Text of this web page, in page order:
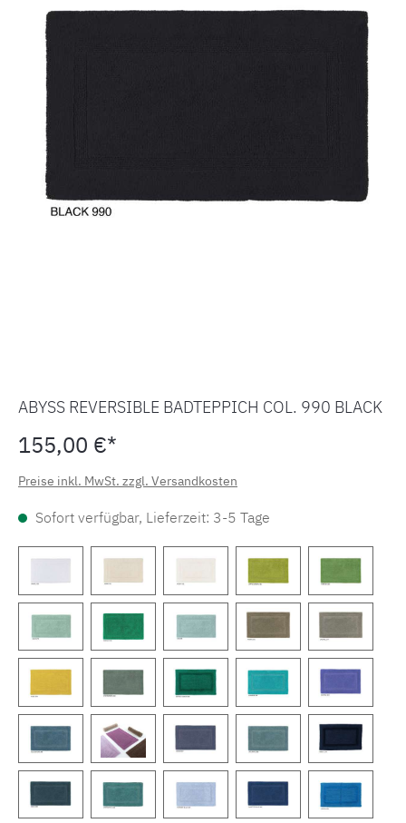
ABYSS REVERSIBLE BADTEPPICH COL. 990 BLACK
155,00 €*
Preise inkl. MwSt. zzgl. Versandkosten
Sofort verfügbar, Lieferzeit: 3-5 Tage